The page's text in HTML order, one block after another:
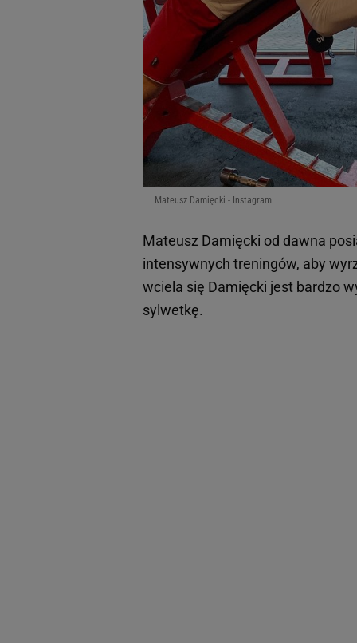
Mateusz Damięcki - Instagram
Mateusz Damięcki od dawna
intensywnych treningów, aby
wciela się Damięcki jest bardzo
sylwetkę.